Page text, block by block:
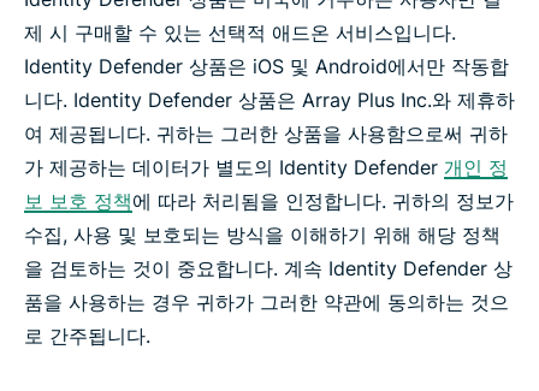
제 시 구매할 수 있는 선택적 애드온 서비스입니다.
Identity Defender 상품은 iOS 및 Android에서만 작동합
니다. Identity Defender 상품은 Array Plus Inc.와 제휴하
여 제공됩니다. 귀하는 그러한 상품을 사용함으로써 귀하
가 제공하는 데이터가 별도의 Identity Defender 개인 정
보 보호 정책에 따라 처리됨을 인정합니다. 귀하의 정보가
수집, 사용 및 보호되는 방식을 이해하기 위해 해당 정책
을 검토하는 것이 중요합니다. 계속 Identity Defender 상
품을 사용하는 경우 귀하가 그러한 약관에 동의하는 것으
로 간주됩니다.